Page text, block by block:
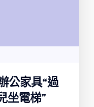
公家具“過
坐電梯”